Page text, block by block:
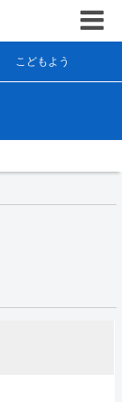
こどもよう